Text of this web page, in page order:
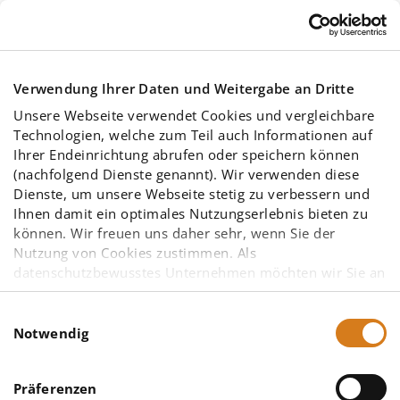
Verwendung Ihrer Daten und Weitergabe an Dritte
Unsere Webseite verwendet Cookies und vergleichbare
Technologien, welche zum Teil auch Informationen auf
Ihrer Endeinrichtung abrufen oder speichern können
(nachfolgend Dienste genannt). Wir verwenden diese
Dienste, um unsere Webseite stetig zu verbessern und
Ihnen damit ein optimales Nutzungserlebnis bieten zu
können. Wir freuen uns daher sehr, wenn Sie der
Nutzung von Cookies zustimmen. Als
datenschutzbewusstes Unternehmen möchten wir Sie an
dieser Stelle bereits darauf hinweisen, dass
Diensteanbieter – insbesondere solche mit Sitz in den
anderer gesetzlicher Grundlagen nicht vorrangig dem
europäischen Datenschutzrecht unterliegen. Eine
Notwendig
Präferenzen
Mitgliedschaften
Engagements und partnerschaftliche